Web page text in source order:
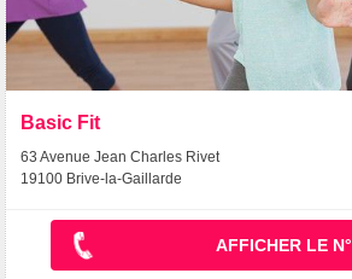
Basic Fit
63 Avenue Jean Charles Rivet
19100 Brive-la-Gaillarde
AFFICHER LE N°